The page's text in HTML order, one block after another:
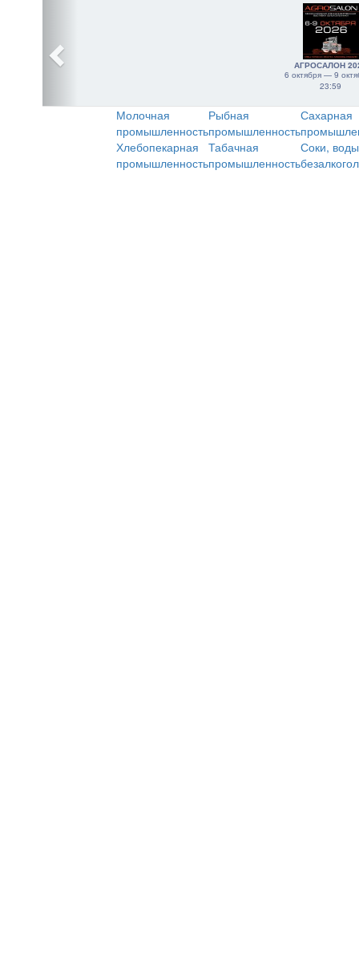
АГРОСАЛОН
6 октября — 9
23:59
Молочная
промышленность
Рыбная
промышленность
Сахарная
Хлебопекарная
промышленность
Табачная
промышленность
Соки,